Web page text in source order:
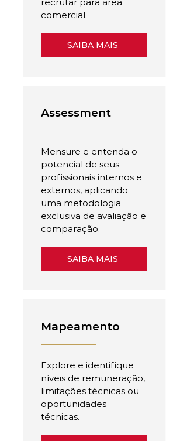
comercial.
SAIBA MAIS
Assessment
Mensure e entenda o
potencial de seus
profissionais internos e
externos, aplicando
uma metodologia
exclusiva de avaliação e
comparação.
SAIBA MAIS
Mapeamento
Explore e identifique
níveis de remuneração,
limitações técnicas ou
oportunidades
técnicas.